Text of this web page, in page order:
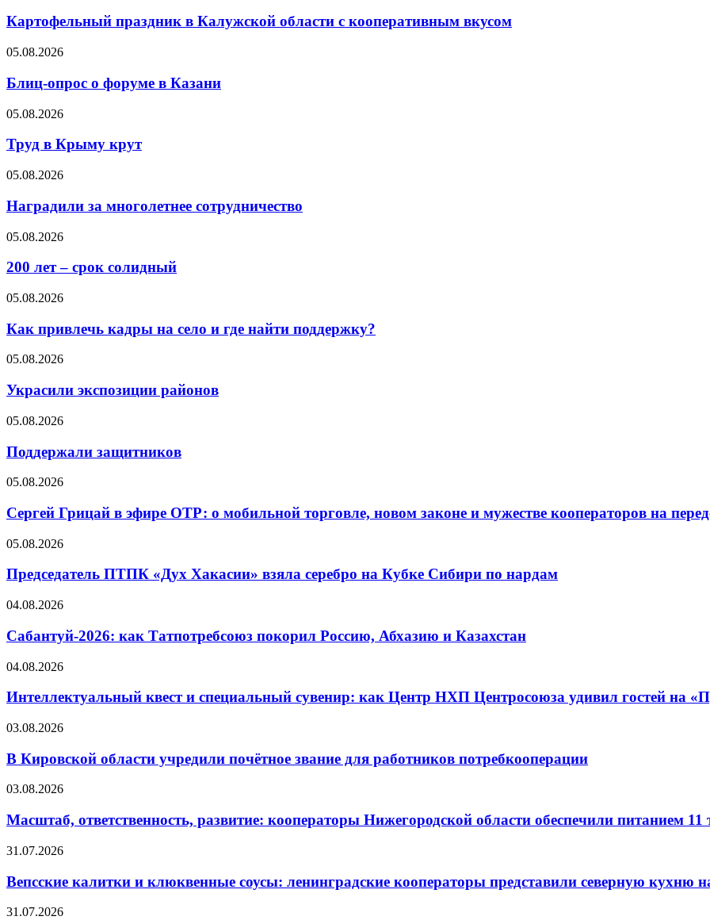
Картофельный праздник в Калужской области с кооперативным вкусом
05.08.2026
Блиц-опрос о форуме в Казани
05.08.2026
Труд в Крыму крут
05.08.2026
Наградили за многолетнее сотрудничество
05.08.2026
200 лет – срок солидный
05.08.2026
Как привлечь кадры на село и где найти поддержку?
05.08.2026
Украсили экспозиции районов
05.08.2026
Поддержали защитников
05.08.2026
Сергей Грицай в эфире ОТР: о мобильной торговле, новом законе и мужестве кооператоров на
05.08.2026
Председатель ПТПК «Дух Хакасии» взяла серебро на Кубке Сибири по нардам
04.08.2026
Сабантуй-2026: как Татпотребсоюз покорил Россию, Абхазию и Казахстан
04.08.2026
Интеллектуальный квест и специальный сувенир: как Центр НХП Центросоюза удивил гостей на
03.08.2026
В Кировской области учредили почётное звание для работников потребкооперации
03.08.2026
Масштаб, ответственность, развитие: кооператоры Нижегородской области обеспечили питанием
31.07.2026
Вепсские калитки и клюквенные соусы: ленинградские кооператоры представили северную кухню
31.07.2026